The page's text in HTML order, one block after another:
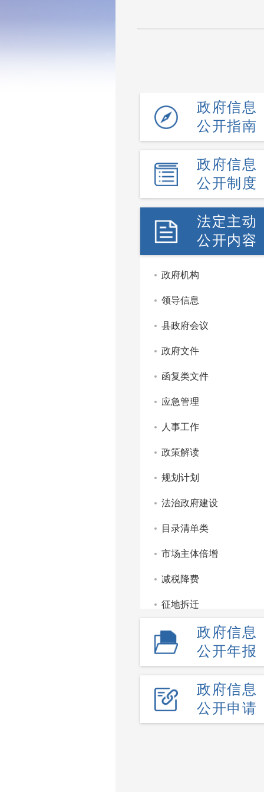
政府信息
公开指南
政府信息
公开制度
法定主动
公开内容
政府机构
领导信息
县政府会议
政府文件
函复类文件
应急管理
人事工作
政策解读
规划计划
法治政府建设
目录清单类
市场主体倍增
减税降费
征地拆迁
重点领域信息公开
监管服务处罚类信息公
财政信息
政府信息
公开年报
政府信息
公开申请